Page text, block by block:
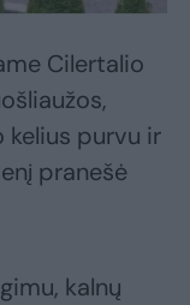
Cilertalio
kelius purvu ir
pranešė
kalnų